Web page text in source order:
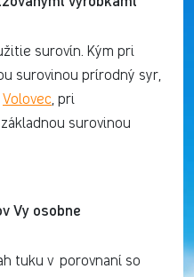
surovín. Kým pri
surovinou prírodný syr,
Volovec, pri
surovinou
Vy osobne
tuku v porovnaní so